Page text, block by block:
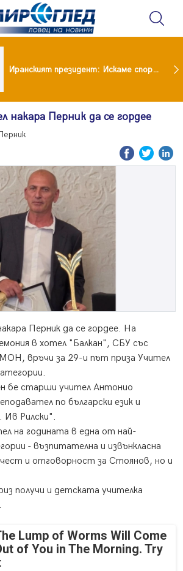
Иранският президент: Искаме споразумение със САЩ , но без компромиси
накара Перник да се гордее
Перник да се гордее. На
в хотел "Балкан", СБУ със
връчи за 29-и път приза Учител
бе старши учител Антонио
по български език и
Рилски".
на годината в една от най-
- възпитателна и извънкласна
и отговорност за Стоянов, но и
получи и детската учителка
Lump of Worms Will Come
of You in The Morning. Try